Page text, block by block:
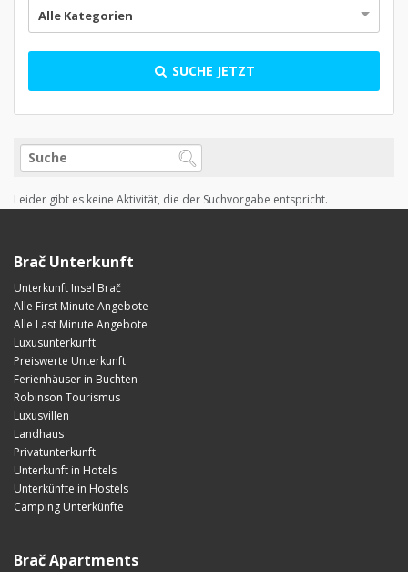
Alle Kategorien
SUCHE JETZT
Leider gibt es keine Aktivität, die der Suchvorgabe entspricht.
Brač Unterkunft
Unterkunft Insel Brač
Alle First Minute Angebote
Alle Last Minute Angebote
Luxusunterkunft
Preiswerte Unterkunft
Ferienhäuser in Buchten
Robinson Tourismus
Luxusvillen
Landhaus
Privatunterkunft
Unterkunft in Hotels
Unterkünfte in Hostels
Camping Unterkünfte
Brač Apartments